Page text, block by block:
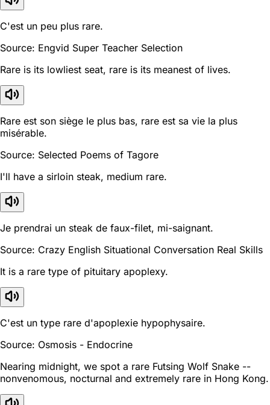
C'est un peu plus rare.
Source: Engvid Super Teacher Selection
Rare is its lowliest seat, rare is its meanest of lives.
Rare est son siège le plus bas, rare est sa vie la plus
misérable.
Source: Selected Poems of Tagore
I'll have a sirloin steak, medium rare.
Je prendrai un steak de faux-filet, mi-saignant.
Source: Crazy English Situational Conversation Real Skills
It is a rare type of pituitary apoplexy.
C'est un type rare d'apoplexie hypophysaire.
Source: Osmosis - Endocrine
Nearing midnight, we spot a rare Futsing Wolf Snake --
nonvenomous, nocturnal and extremely rare in Hong Kong.